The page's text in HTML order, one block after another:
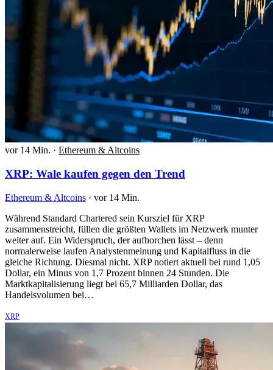
vor 14 Min. · Ethereum & Altcoins
XRP: Wale kaufen gegen den Trend
Ethereum & Altcoins · vor 14 Min.
Während Standard Chartered sein Kursziel für XRP
zusammenstreicht, füllen die größten Wallets im Netzwerk munter
weiter auf. Ein Widerspruch, der aufhorchen lässt – denn
normalerweise laufen Analystenmeinung und Kapitalfluss in die
gleiche Richtung. Diesmal nicht. XRP notiert aktuell bei rund 1,05
Dollar, ein Minus von 1,7 Prozent binnen 24 Stunden. Die
Marktkapitalisierung liegt bei 65,7 Milliarden Dollar, das
Handelsvolumen bei…
XRP